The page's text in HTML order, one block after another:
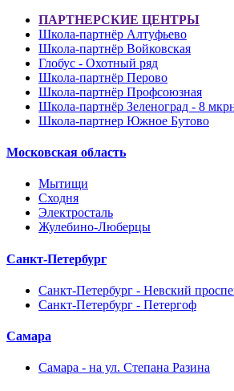
ПАРТНЕРСКИЕ ЦЕНТРЫ
Школа-партнёр Алтуфьево
Школа-партнёр Войковская
Глобус - Охотный ряд
Школа-партнёр Перово
Школа-партнёр Профсоюзная
Школа-партнёр Зеленоград - 8
Школа-партнер Южное Бутово
Московская область
Мытищи
Сходня
Электросталь
Жулебино-Люберцы
Санкт-Петербург
Санкт-Петербург - Невский
Санкт-Петербург - Петергоф
Самара
Самара - на ул. Степана Разина